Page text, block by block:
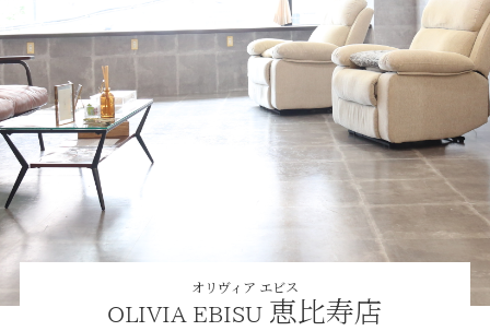
オリヴィア エビス
OLIVIA EBISU 恵比寿店